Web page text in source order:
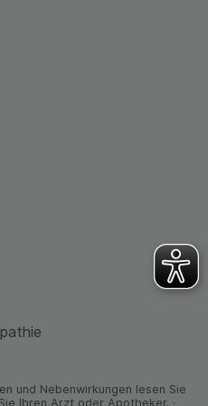
relevant für Sie
Sie, dass Daten
z.B. Google oder
werden.
und Neben­wirkungen lesen Sie
Ihren Arzt oder Apo­theker. ·